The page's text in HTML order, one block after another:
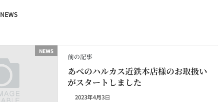
NEWS
NEWS
前の記事
あべのハルカス近鉄本店様のお取扱い
がスタートしました
2023年4月3日